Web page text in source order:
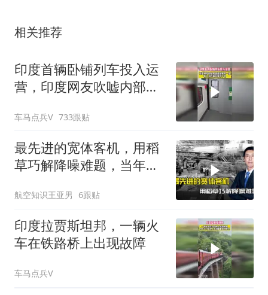
相关推荐
印度首辆卧铺列车投入运
营，印度网友吹嘘内部设
车马点兵V 733跟贴
最先进的宽体客机，用稻
草巧解降噪难题，当年的
航空知识王亚男 6跟贴
印度拉贾斯坦邦，一辆火
车在铁路桥上出现故障
车马点兵V